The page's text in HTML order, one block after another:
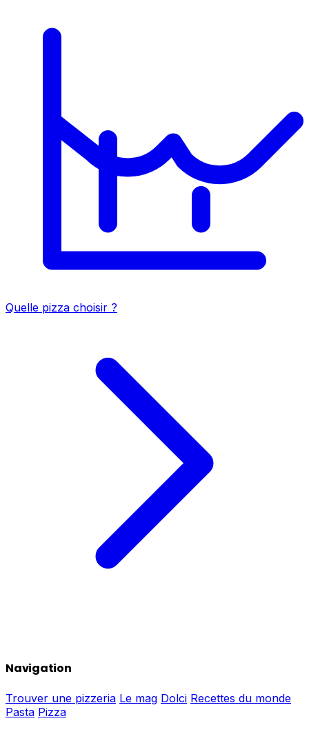
Quelle pizza choisir ?
Navigation
Trouver une pizzeria Le mag Dolci Recettes du monde
Pasta Pizza